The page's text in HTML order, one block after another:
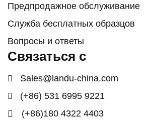
Предпродажное обслуживание
Служба бесплатных образцов
Вопросы и ответы
Связаться с
Sales@landu-china.com
(+86) 531 6995 9221
(+86)180 4322 4403